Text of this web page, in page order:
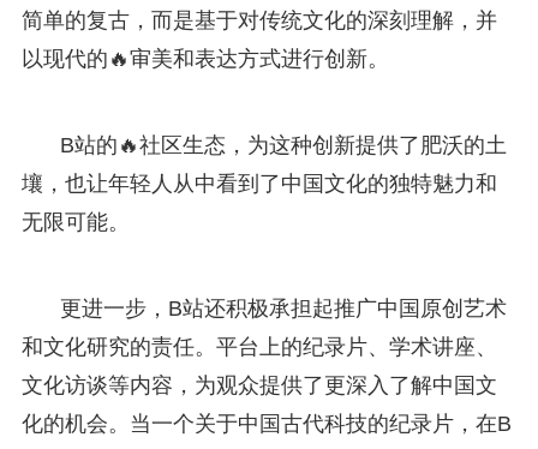
简单的复古，而是基于对传统文化的深刻理解，并
以现代的🔥审美和表达方式进行创新。
B站的🔥社区生态，为这种创新提供了肥沃的土
壤，也让年轻人从中看到了中国文化的独特魅力和
无限可能。
更进一步，B站还积极承担起推广中国原创艺术
和文化研究的责任。平台上的纪录片、学术讲座、
文化访谈等内容，为观众提供了更深入了解中国文
化的机会。当一个关于中国古代科技的纪录片，在B